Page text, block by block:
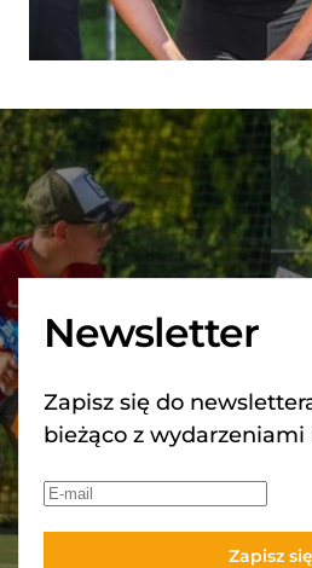
Newsletter
Zapisz się do
bieżąco z
Zapisz się